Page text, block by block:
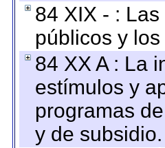
84 XIX - :
públicos y
84 XX A : La
estímulos y
programas
y de subsidio.